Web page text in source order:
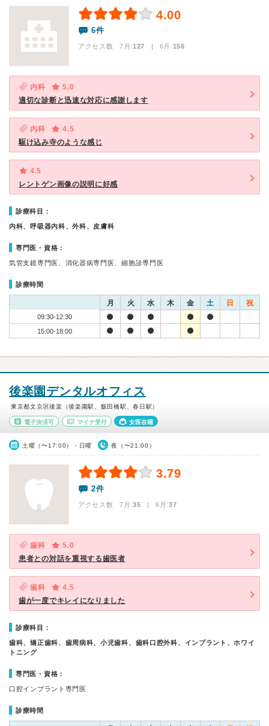
4.00
6件
アクセス数 7月:127 | 6月:156
内科
5.0
適切な診断と迅速な対応に感謝します
内科
4.5
駆け込み寺のような感じ
4.5
レントゲン画像の説明に好感
診療科目：
内科、呼吸器内科、外科、皮膚科
専門医・資格：
気管支鏡専門医、消化器病専門医、細胞診専門医
診療時間
月 火 水 木 金 土 日 祝
09:30-12:30
15:00-18:00
後楽園デンタルオフィス
東京都文京区後楽（後楽園駅、飯田橋駅、春日駅）
電子決済可 マイナ受付 女医在籍
土曜（〜17:00）・日曜 夜（〜21:00）
3.79
2件
アクセス数 7月:35 | 6月:37
歯科
5.0
患者との対話を重視する歯医者
歯科
4.5
歯が一度でキレイになりました
診療科目：
歯科、矯正歯科、歯周病科、小児歯科、歯科口腔外科、インプラント、ホワイ
トニング
専門医・資格：
口腔インプラント専門医
診療時間